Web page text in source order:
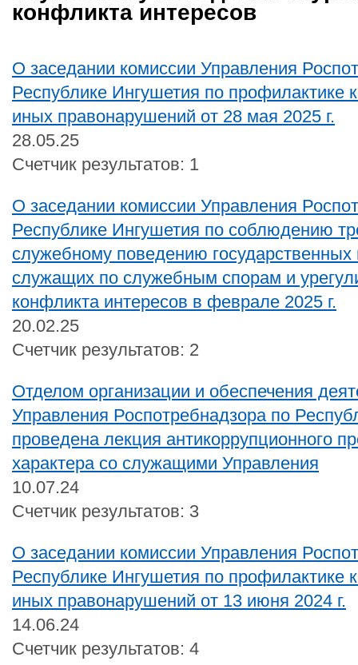
конфликта интересов
О заседании комиссии Управления
Республике Ингушетия по профилактике
иных правонарушений от 28 мая 2025 г.
28.05.25
Счетчик результатов: 1
О заседании комиссии Управления
Республике Ингушетия по соблюдению
служебному поведению государственных
служащих по служебным спорам и
конфликта интересов в феврале 2025 г.
20.02.25
Счетчик результатов: 2
Отделом организации и обеспечения
Управления Роспотребнадзора по
проведена лекция антикоррупционного
характера со служащими Управления
10.07.24
Счетчик результатов: 3
О заседании комиссии Управления
Республике Ингушетия по профилактике
иных правонарушений от 13 июня 2024 г.
14.06.24
Счетчик результатов: 4